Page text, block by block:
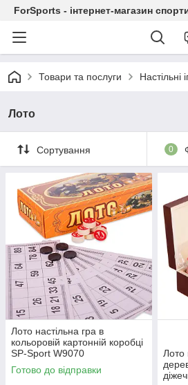
ForSports - інтернет-магазин
Товари та послуги Настільні
Лото
Сортування 0
Лото настільна гра в
кольоровій картонній коробці
SP-Sport W9070
Готово до відправки
Лото